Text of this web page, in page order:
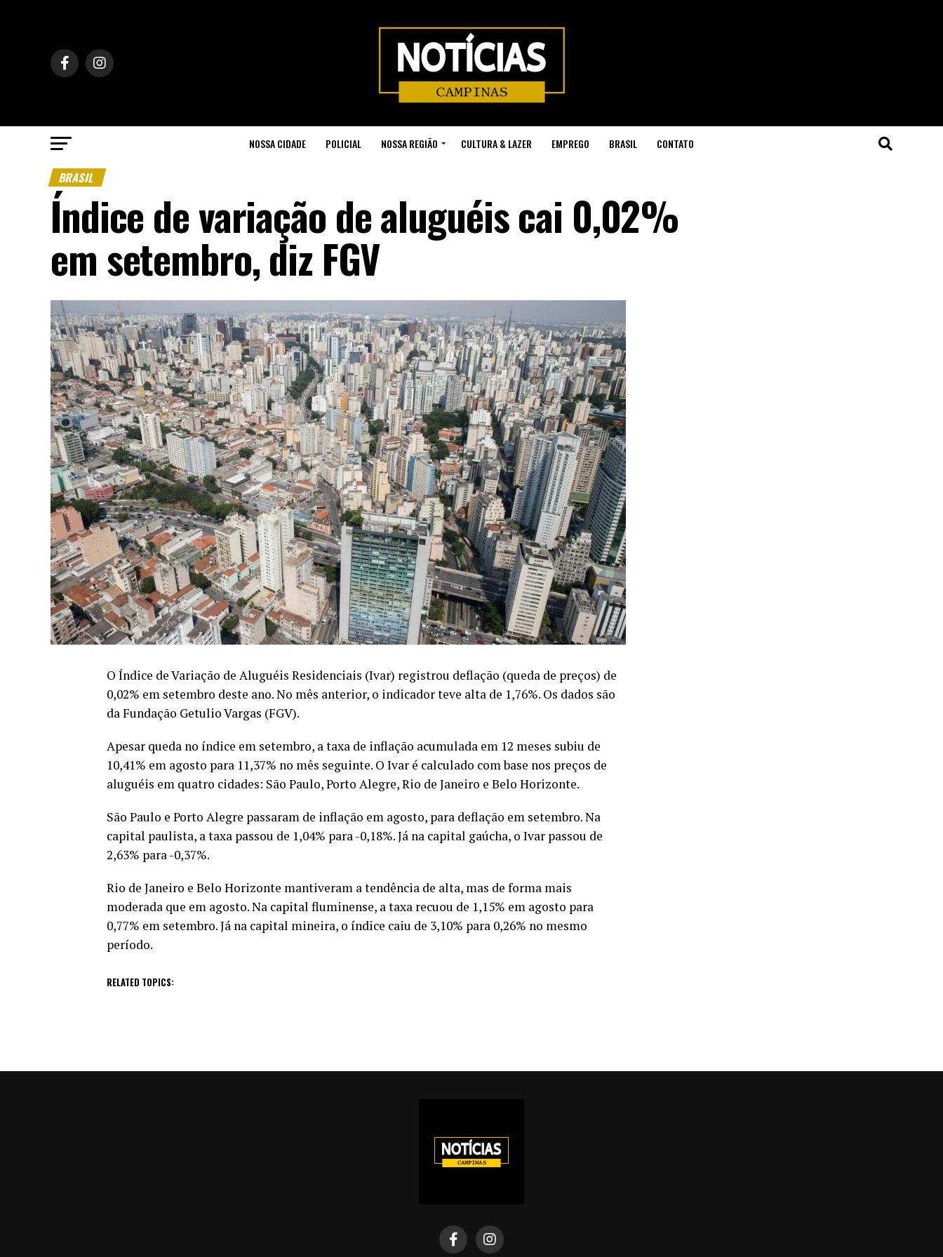
NOSSA CIDADE POLICIAL NOSSA REGIÃO CULTURA & LAZER EMPREGO BRASIL CONTATO
BRASIL
Índice de variação de aluguéis cai 0,02%
em setembro, diz FGV
O Índice de Variação de Aluguéis Residenciais (Ivar) registrou deflação (queda de preços) de
0,02% em setembro deste ano. No mês anterior, o indicador teve alta de 1,76%. Os dados são
da Fundação Getulio Vargas (FGV).
Apesar queda no índice em setembro, a taxa de inflação acumulada em 12 meses subiu de
10,41% em agosto para 11,37% no mês seguinte. O Ivar é calculado com base nos preços de
aluguéis em quatro cidades: São Paulo, Porto Alegre, Rio de Janeiro e Belo Horizonte.
São Paulo e Porto Alegre passaram de inflação em agosto, para deflação em setembro. Na
capital paulista, a taxa passou de 1,04% para -0,18%. Já na capital gaúcha, o Ivar passou de
2,63% para -0,37%.
Rio de Janeiro e Belo Horizonte mantiveram a tendência de alta, mas de forma mais
moderada que em agosto. Na capital fluminense, a taxa recuou de 1,15% em agosto para
0,77% em setembro. Já na capital mineira, o índice caiu de 3,10% para 0,26% no mesmo
período.
RELATED TOPICS: